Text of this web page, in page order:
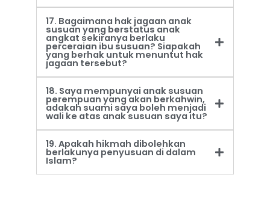
17. Bagaimana hak jagaan anak
susuan yang berstatus anak
angkat sekiranya berlaku
perceraian ibu susuan? Siapakah
yang berhak untuk menuntut hak
jagaan tersebut?
18. Saya mempunyai anak susuan
perempuan yang akan berkahwin,
adakah suami saya boleh menjadi
wali ke atas anak susuan saya itu?
19. Apakah hikmah dibolehkan
berlakunya penyusuan di dalam
Islam?